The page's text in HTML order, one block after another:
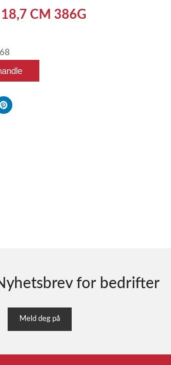
CM 386G
for bedrifter
Meld deg på